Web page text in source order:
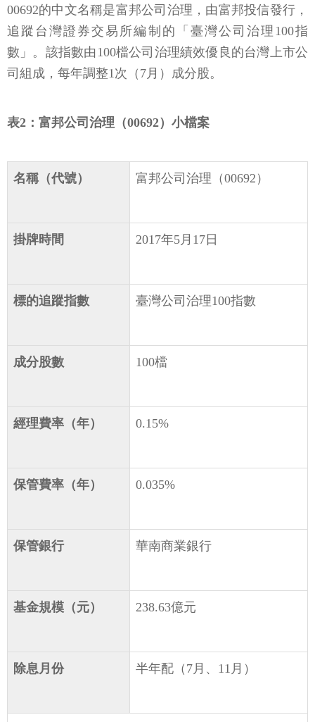
00692的中文名稱是富邦公司治理，由富邦投信發行，
追蹤台灣證券交易所編制的「臺灣公司治理100指
數」。該指數由100檔公司治理績效優良的台灣上市公
司組成，每年調整1次（7月）成分股。
表2：富邦公司治理（00692）小檔案
名稱（代號） 富邦公司治理（00692）
掛牌時間 2017年5月17日
標的追蹤指數 臺灣公司治理100指數
成分股數 100檔
經理費率（年） 0.15%
保管費率（年） 0.035%
保管銀行 華南商業銀行
基金規模（元） 238.63億元
除息月份 半年配（7月、11月）